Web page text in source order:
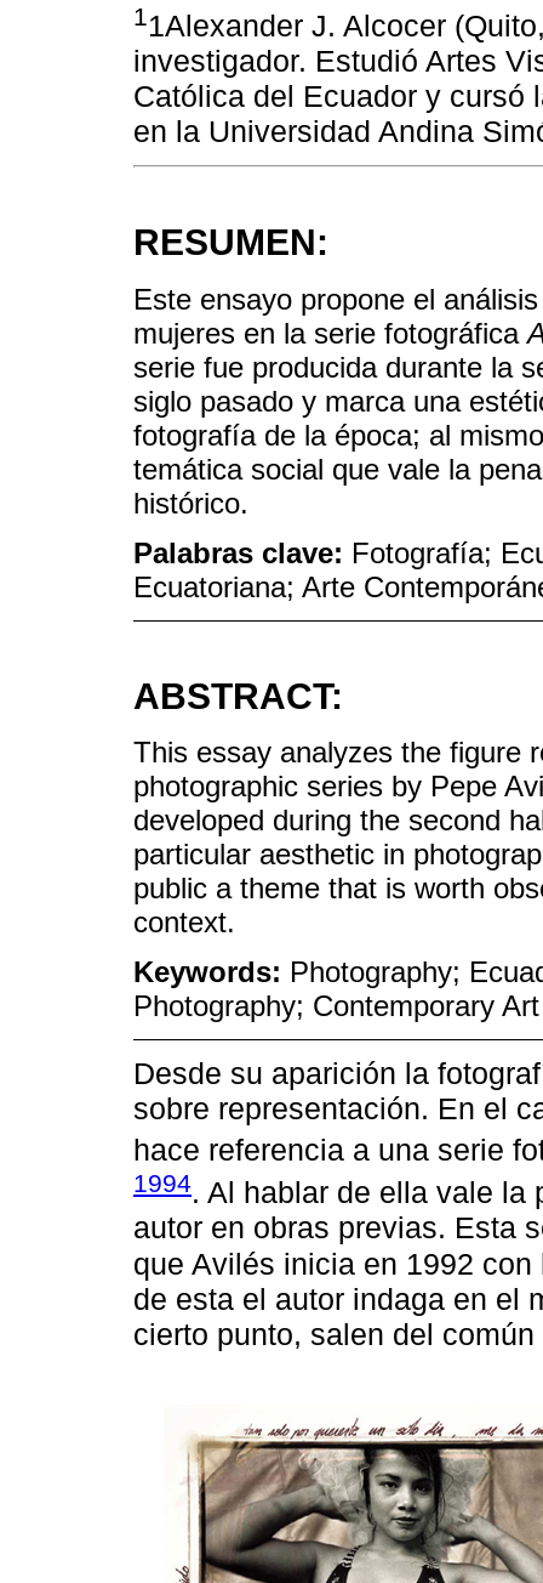
11Alexander J. Alcocer
investigador. Estudió Artes
Católica del Ecuador y cursó
en la Universidad Andina
RESUMEN:
Este ensayo propone el
mujeres en la serie fotográfica
serie fue producida durante la
siglo pasado y marca una
fotografía de la época; al
temática social que vale la
histórico.
Palabras clave: Fotografía;
Ecuatoriana; Arte
ABSTRACT:
This essay analyzes the figure
photographic series by Pepe
developed during the second
particular aesthetic in
public a theme that is worth
context.
Keywords: Photography;
Photography; Contemporary Art
Desde su aparición la
sobre representación. En el
hace referencia a una serie
1994. Al hablar de ella vale la
autor en obras previas. Esta
que Avilés inicia en 1992
de esta el autor indaga en el
cierto punto, salen del